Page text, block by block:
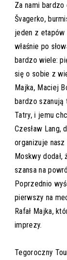
Za nami
Švagerko,
jeden z etapów
właśnie po
bardzo wiele:
się o sobie z
Majka, Maciej
bardzo szanują
Tatry, i jemu
Czesław Lang,
organizuje
Moskwy dodał,
szansa na
Poprzednio
pierwszy na
Rafał Majka,
imprezy.
Tegoroczny